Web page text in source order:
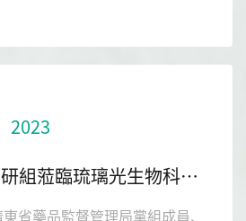
下來就讓琉璃光生物來給大家
2023
廣東省藥監局調研組蒞臨琉璃光生物科技指導工作
省藥品監督管理局黨組成員、